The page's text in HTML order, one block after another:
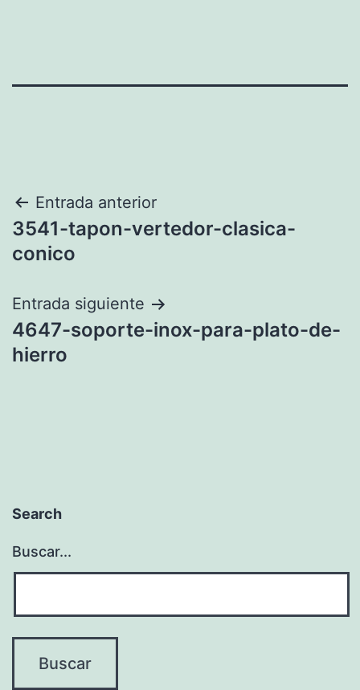
Navegación
de
Entrada anterior
3541-tapon-vertedor-clasica-
conico
Entrada siguiente
4647-soporte-inox-para-plato-de-
hierro
Search
Buscar...